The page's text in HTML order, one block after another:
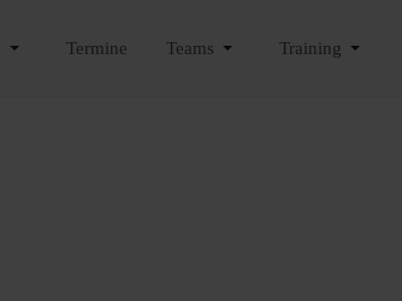
Termine Teams Training